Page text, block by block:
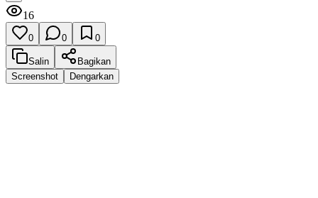
16
0 0 0
Salin
Bagikan
Screenshot
Dengarkan